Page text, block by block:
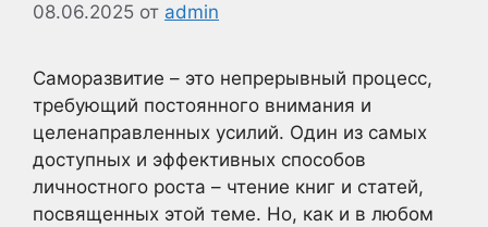
08.06.2025 от admin
Саморазвитие – это непрерывный процесс,
требующий постоянного внимания и
целенаправленных усилий. Один из самых
доступных и эффективных способов
личностного роста – чтение книг и статей,
посвященных этой теме. Но, как и в любом